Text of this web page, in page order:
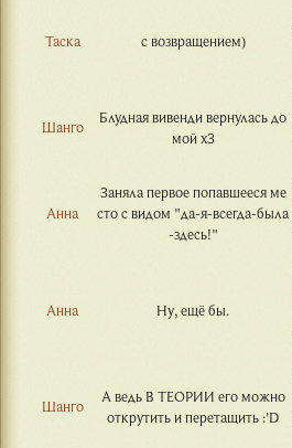
Таска с возвращением)
Шанго
Блудная вивенди вернулась до
мой хЗ
Анна
Заняла первое попавшееся ме
сто с видом "да-я-всегда-была
-здесь!"
Анна Ну, ещё бы.
Шанго
А ведь В ТЕОРИИ его можно
открутить и перетащить :'D